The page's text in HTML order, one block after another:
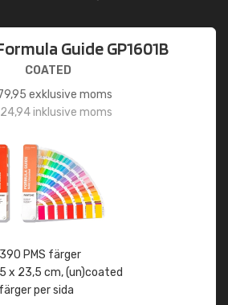
Guide GP1601B
COATED
exklusive moms
inklusive moms
PMS färger
x 23,5 cm, (un)coated
per sida